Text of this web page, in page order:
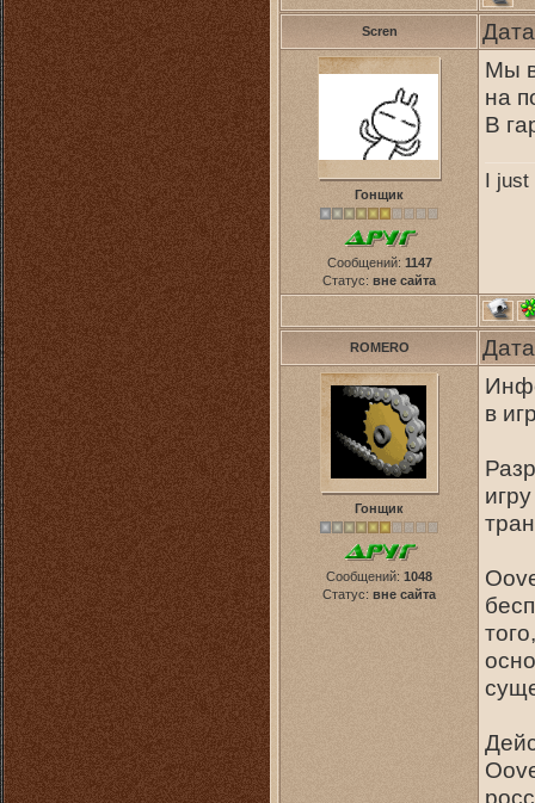
Scren
Гонщик
Сообщений: 1147
Статус: вне сайта
Мы
на
В
I
ROMERO
Гонщик
Сообщений: 1048
Статус: вне сайта
в